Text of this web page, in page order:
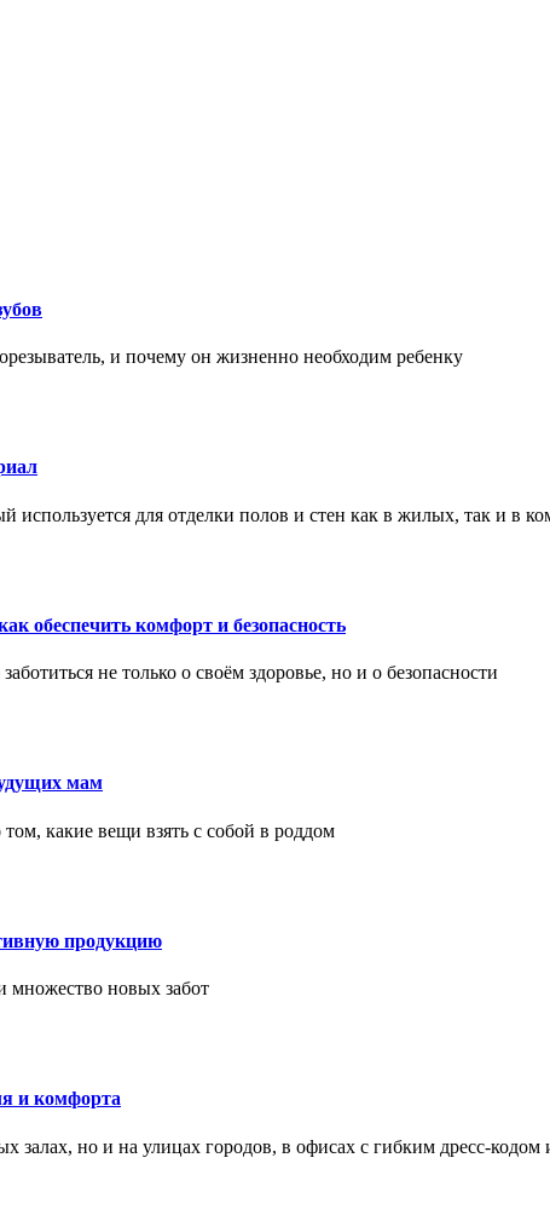
и почему он жизненно необходим ребенку
для отделки полов и стен как в жилых, так и в
обеспечить комфорт и безопасность
не только о своём здоровье, но и о безопасности
мам
какие вещи взять с собой в роддом
продукцию
множество новых забот
и комфорта
но и на улицах городов, в офисах с гибким дресс-